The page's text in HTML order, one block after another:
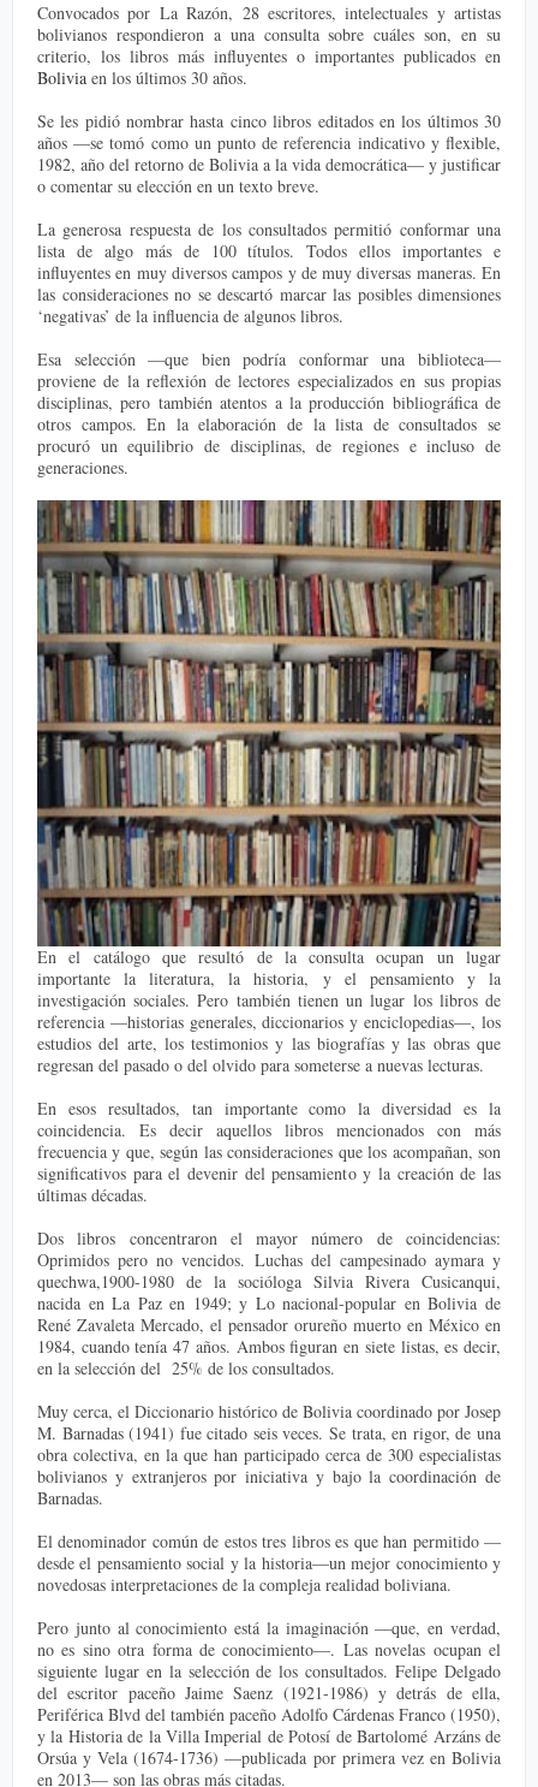
Convocados por La Razón, 28 escritores, intelectuales y artistas
bolivianos respondieron a una consulta sobre cuáles son, en su
criterio, los libros más influyentes o importantes publicados en
Bolivia en los últimos 30 años.
Se les pidió nombrar hasta cinco libros editados en los últimos 30
años —se tomó como un punto de referencia indicativo y flexible,
1982, año del retorno de Bolivia a la vida democrática— y justificar
o comentar su elección en un texto breve.
La generosa respuesta de los consultados permitió conformar una
lista de algo más de 100 títulos. Todos ellos importantes e
influyentes en muy diversos campos y de muy diversas maneras. En
las consideraciones no se descartó marcar las posibles dimensiones
‘negativas’ de la influencia de algunos libros.
Esa selección —que bien podría conformar una biblioteca—
proviene de la reflexión de lectores especializados en sus propias
disciplinas, pero también atentos a la producción bibliográfica de
otros campos. En la elaboración de la lista de consultados se
procuró un equilibrio de disciplinas, de regiones e incluso de
generaciones.
En el catálogo que resultó de la consulta ocupan un lugar
importante la literatura, la historia, y el pensamiento y la
investigación sociales. Pero también tienen un lugar los libros de
referencia —historias generales, diccionarios y enciclopedias—, los
estudios del arte, los testimonios y las biografías y las obras que
regresan del pasado o del olvido para someterse a nuevas lecturas.
En esos resultados, tan importante como la diversidad es la
coincidencia. Es decir aquellos libros mencionados con más
frecuencia y que, según las consideraciones que los acompañan, son
significativos para el devenir del pensamiento y la creación de las
últimas décadas.
Dos libros concentraron el mayor número de coincidencias:
Oprimidos pero no vencidos. Luchas del campesinado aymara y
quechwa,1900-1980 de la socióloga Silvia Rivera Cusicanqui,
nacida en La Paz en 1949; y Lo nacional-popular en Bolivia de
René Zavaleta Mercado, el pensador orureño muerto en México en
1984, cuando tenía 47 años. Ambos figuran en siete listas, es decir,
en la selección del 25% de los consultados.
Muy cerca, el Diccionario histórico de Bolivia coordinado por Josep
M. Barnadas (1941) fue citado seis veces. Se trata, en rigor, de una
obra colectiva, en la que han participado cerca de 300 especialistas
bolivianos y extranjeros por iniciativa y bajo la coordinación de
Barnadas.
El denominador común de estos tres libros es que han permitido —
desde el pensamiento social y la historia—un mejor conocimiento y
novedosas interpretaciones de la compleja realidad boliviana.
Pero junto al conocimiento está la imaginación —que, en verdad,
no es sino otra forma de conocimiento—. Las novelas ocupan el
siguiente lugar en la selección de los consultados. Felipe Delgado
del escritor paceño Jaime Saenz (1921-1986) y detrás de ella,
Periférica Blvd del también paceño Adolfo Cárdenas Franco (1950),
y la Historia de la Villa Imperial de Potosí de Bartolomé Arzáns de
Orsúa y Vela (1674-1736) —publicada por primera vez en Bolivia
en 2013— son las obras más citadas.